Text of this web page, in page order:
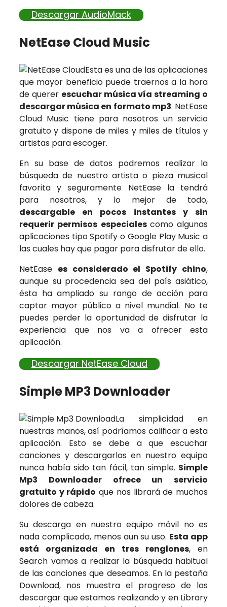
Descargar AudioMack
NetEase Cloud Music
Esta es una de las aplicaciones
que mayor beneficio puede traernos a la hora
de querer escuchar música vía streaming o
descargar música en formato mp3. NetEase
Cloud Music tiene para nosotros un servicio
gratuito y dispone de miles y miles de títulos y
artistas para escoger.
En su base de datos podremos realizar la
búsqueda de nuestro artista o pieza musical
favorita y seguramente NetEase la tendrá
para nosotros, y lo mejor de todo,
descargable en pocos instantes y sin
requerir permisos especiales como algunas
aplicaciones tipo Spotify o Google Play Music a
las cuales hay que pagar para disfrutar de ello.
NetEase es considerado el Spotify chino,
aunque su procedencia sea del país asiático,
ésta ha ampliado su rango de acción para
captar mayor público a nivel mundial. No te
puedes perder la oportunidad de disfrutar la
experiencia que nos va a ofrecer esta
aplicación.
Descargar NetEase Cloud
Simple MP3 Downloader
La simplicidad en
nuestras manos, así podríamos calificar a esta
aplicación. Esto se debe a que escuchar
canciones y descargarlas en nuestro equipo
nunca había sido tan fácil, tan simple. Simple
Mp3 Downloader ofrece un servicio
gratuito y rápido que nos librará de muchos
dolores de cabeza.
Su descarga en nuestro equipo móvil no es
nada complicada, menos aun su uso. Esta app
está organizada en tres renglones, en
Search vamos a realizar la búsqueda habitual
de las canciones que deseamos. En la pestaña
Download, nos muestra el progreso de las
descargar que estamos realizando y en Library